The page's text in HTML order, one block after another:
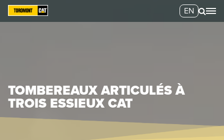
EN
TOMBEREAUX ARTICULÉS À
TROIS ESSIEUX CAT